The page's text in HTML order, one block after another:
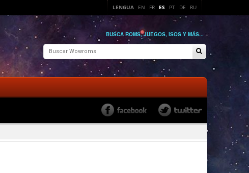
LENGUA EN FR ES PT DE RU
BUSCA ROMS, JUEGOS, ISOS Y MÁS...